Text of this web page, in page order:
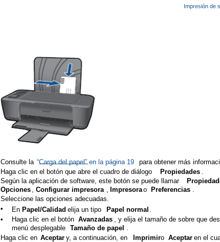
Impresión de
Consulte la “Carga del papel” en la página 19
para obtener más
Haga clic en el botón que abre el cuadro de diálogo Propiedades .
Según la aplicación de software, este botón se puede llamar
Opciones , Configurar impresora , Impresorao Preferencias .
Seleccione las opciones adecuadas.
•
En Papel/Calidad elija un tipo Papel normal .
•
Haga clic en el botón Avanzadas , y elija el tamaño de sobre que
menú desplegable Tamaño de papel .
Haga clic en Aceptar y, a continuación, en Imprimiro Aceptar en el